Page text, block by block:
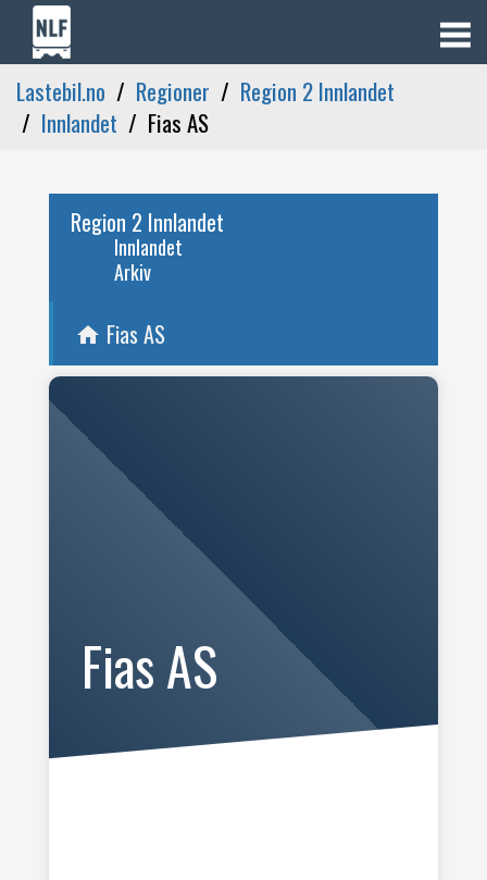
Lastebil.no Regioner
Region 2 Innlandet
Innlandet
Fias AS
Region 2 Innlandet
Innlandet
Arkiv
home Fias AS
Fias AS